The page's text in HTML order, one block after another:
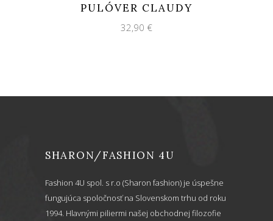
PULÓVER CLAUDY
32,90 €
SHARON/FASHION 4U
Fashion 4U spol. s r.o (Sharon fashion) je úspešne
fungujúca spoločnosť na Slovenskom trhu od roku
1994. Hlavnými piliermi našej obchodnej filozofie